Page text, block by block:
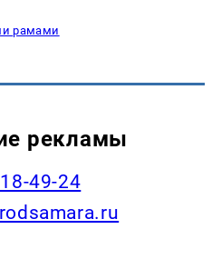
рамами
рекламы
49-24